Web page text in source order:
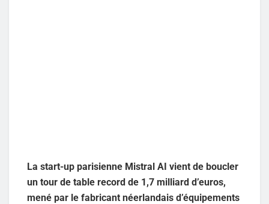
La start-up parisienne Mistral AI vient de boucler
un tour de table record de 1,7 milliard d’euros,
mené par le fabricant néerlandais d’équipements